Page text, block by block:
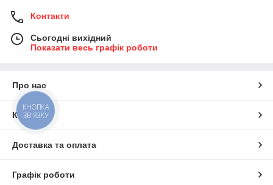
Контакти
Сьогодні вихідний
Показати весь графік роботи
Про нас
Контакти
Доставка та оплата
Графік роботи
КНОПКА
ЗВ'ЯЗКУ